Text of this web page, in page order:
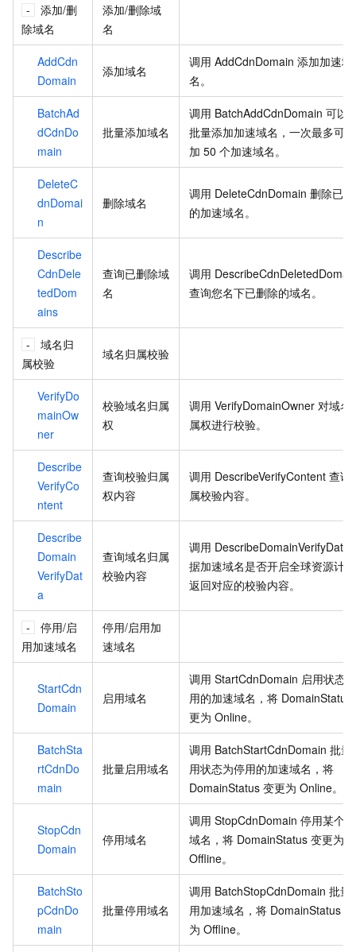
添加/删
除域名
添加/删除域
名
AddCdn
Domain
添加域名
调用 AddCdnDomain 添加加速域
名。
BatchAd
dCdnDo
main
批量添加域名
调用 BatchAddCdnDomain 可以
批量添加加速域名，一次最多可
加 50 个加速域名。
DeleteC
dnDomai
n
删除域名
调用 DeleteCdnDomain 删除已
的加速域名。
Describe
CdnDele
tedDom
ains
查询已删除域
名
调用
查询您名下已删除的域名。
域名归
属校验
域名归属校验
VerifyDo
mainOw
ner
校验域名归属
权
调用 VerifyDomainOwner 对域名
属权进行校验。
Describe
VerifyCo
ntent
查询校验归属
权内容
调用 DescribeVerifyContent 查询
属校验内容。
Describe
Domain
VerifyDat
a
查询域名归属
校验内容
调用 DescribeDomainVerifyData
据加速域名是否开启全球资源计
返回对应的校验内容。
停用/启
用加速域名
停用/启用加
速域名
StartCdn
Domain
启用域名
调用 StartCdnDomain 启用状态
用的加速域名，将 DomainStatus
更为 Online。
BatchSta
rtCdnDo
main
批量启用域名
调用 BatchStartCdnDomain 批量
用状态为停用的加速域名，将
DomainStatus 变更为 Online。
StopCdn
Domain
停用域名
调用 StopCdnDomain 停用某个
域名，将 DomainStatus 变更为
Offline。
BatchSto
pCdnDo
main
批量停用域名
调用 BatchStopCdnDomain 批量
用加速域名，将 DomainStatus
为 Offline。